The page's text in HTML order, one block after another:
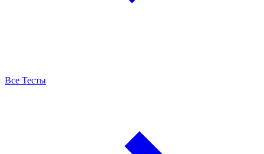
Все Тесты